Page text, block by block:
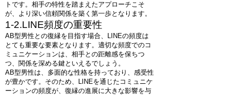
トです。相手の特性を踏まえたアプローチこそ
が、より深い信頼関係を築く第一歩となります。
1-2.LINE頻度の重要性
AB型男性との復縁を目指す場合、LINEの頻度は
とても重要な要素となります。適切な頻度でのコ
ミュニケーションは、相手との距離感を保ちつ
つ、関係を深める鍵といえるでしょう。
AB型男性は、多面的な性格を持っており、感受性
が豊かです。そのため、LINEを通じたコミュニケ
ーションの頻度が、復縁の進展に大きな影響を与